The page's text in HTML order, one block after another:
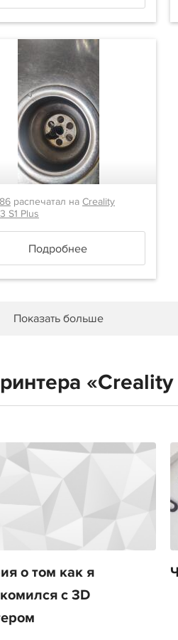
распечатал на Creality
S1 Plus
Подробнее
Показать больше
«Creality
о том как я
с 3D